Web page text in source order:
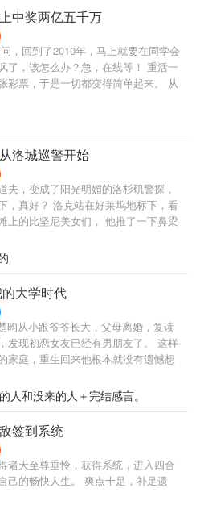
中奖两亿五千万
，回到了2010年，马上就要在同学会
了，该怎么办？急，在线等！ 重活一
彩票，于是一切都变得简单起来。 从
财富，站在幕后控制全球经济的运
，这个世界上所有人都笼罩在李睿的
悟了前世听过的一个道理：有钱真的
洛城巡警开始
夫，变成了阳光明媚的洛杉矶警探，
，真好？ 洛克站在好莱坞地标下，看
上的比坚尼美女们， 他推了一下鼻梁
们常人接触不到的黑暗世界，杀手、
各种离奇案件…
大学时代
昀从小跟爷爷长大，父母离婚，复读
发现初恋女友已经有男朋友了。 这样
家庭，重生回来他根本就没有遗憾想
成熟稳重，那还重生干嘛？ 一辈子几
得肆意潇洒，心灵通透点，不让自己
舒畅就行了。 主角在12,13章有点流
跳过12,13章，并不影响剧情。
人和没来的人＋完结感言。
签到系统
诸天至尊垂怜，获得系统，进入四合
己的畅快人生。 爽点十足，补足遗